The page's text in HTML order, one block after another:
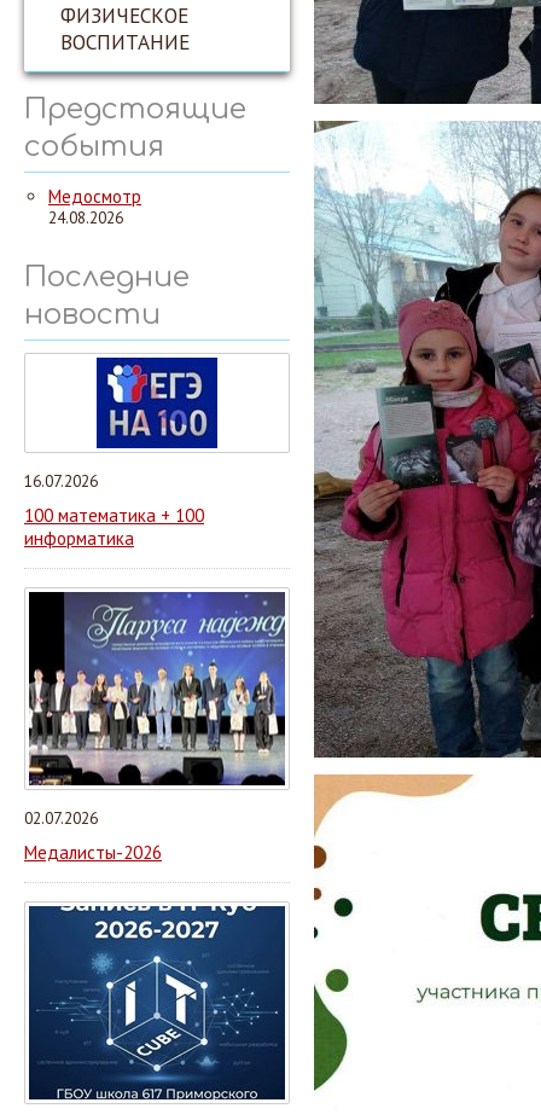
ФИЗИЧЕСКОЕ
ВОСПИТАНИЕ
Предстоящие
события
Медосмотр
24.08.2026
Последние
новости
16.07.2026
100 математика + 100
информатика
02.07.2026
Медалисты-2026